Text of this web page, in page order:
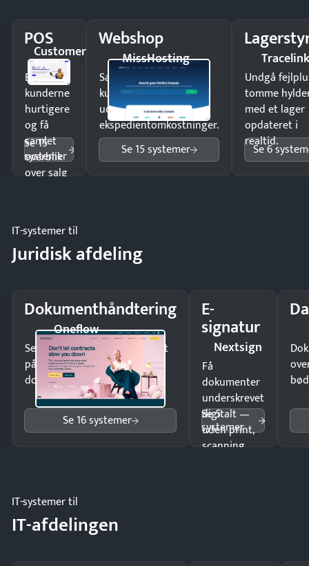
POS
Customer
1st
Ekspedér
kunderne
hurtigere
og få
samlet
overblik
over salg
Se 15
systemer
Webshop
MissHosting
Sælg produkter 24/7 til
kunder i hele landet
uden
ekspedientomkostninger.
Se 15 systemer
Undgå
tomme
med et lager
opdateret i
realtid.
Se 6
IT-systemer til
Juridisk afdeling
Dokumenthåndtering
Oneflow
Send kontrakter til underskrift
på minutter og mist ingen
dokumenter.
Se 16 systemer
E-
signatur
Nextsign
Få
dokumenter
underskrevet
digitalt —
uden print,
scanning
Se 5
systemer
IT-systemer til
IT-afdelingen